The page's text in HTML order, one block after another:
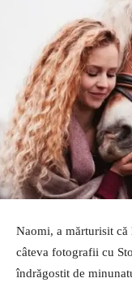
Naomi, a mărturisit că
câteva fotografii cu
îndrăgostit de